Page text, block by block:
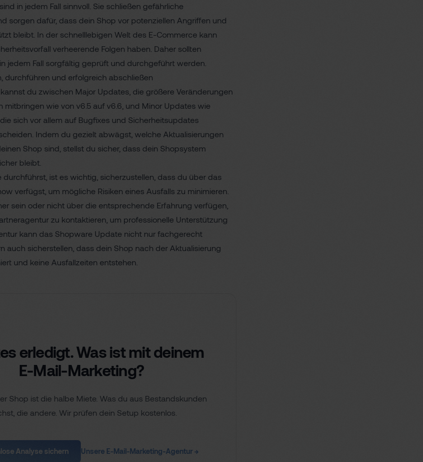
in jedem Fall sinnvoll. Sie schließen gefährliche
sorgen dafür, dass dein Shop vor potenziellen Angriffen und
bleibt. In der schnelllebigen Welt des E-Commerce kann
verheerende Folgen haben. Daher sollten
jedem Fall sorgfältig geprüft und durchgeführt werden.
durchführen und erfolgreich abschließen
du zwischen Major Updates, die größere Veränderungen
mitbringen wie von v6.5 auf v6.6, und Minor Updates wie
die sich vor allem auf Bugfixes und Sicherheitsupdates
Indem du gezielt abwägst, welche Aktualisierungen
Shop sind, stellst du sicher, dass dein Shopsystem
bleibt.
durchführst, ist es wichtig, sicherzustellen, dass du über das
verfügst, um mögliche Risiken eines Ausfalls zu minimieren.
sein oder nicht über die entsprechende Erfahrung verfügen,
zu kontaktieren, um professionelle Unterstützung
kann das Shopware Update nicht nur fachgerecht
auch sicherstellen, dass dein Shop nach der Aktualisierung
und keine Ausfallzeiten entstehen.
erledigt. Was ist mit deinem
E-Mail-Marketing?
Shop ist die halbe Miete. Was du aus Bestandskunden
die andere. Wir prüfen dein Setup kostenlos.
Analyse sichern Unsere E-Mail-Marketing-Agentur →